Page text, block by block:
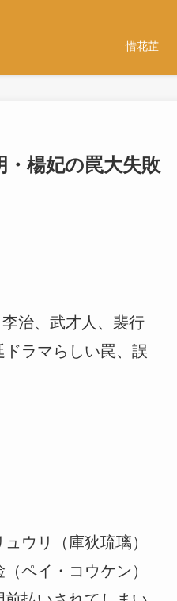
惜花芷
・楊妃の罠大失敗
治、武才人、裴行
ラマらしい罠、誤
ウリ（庫狄琉璃）
ペイ・コウケン）